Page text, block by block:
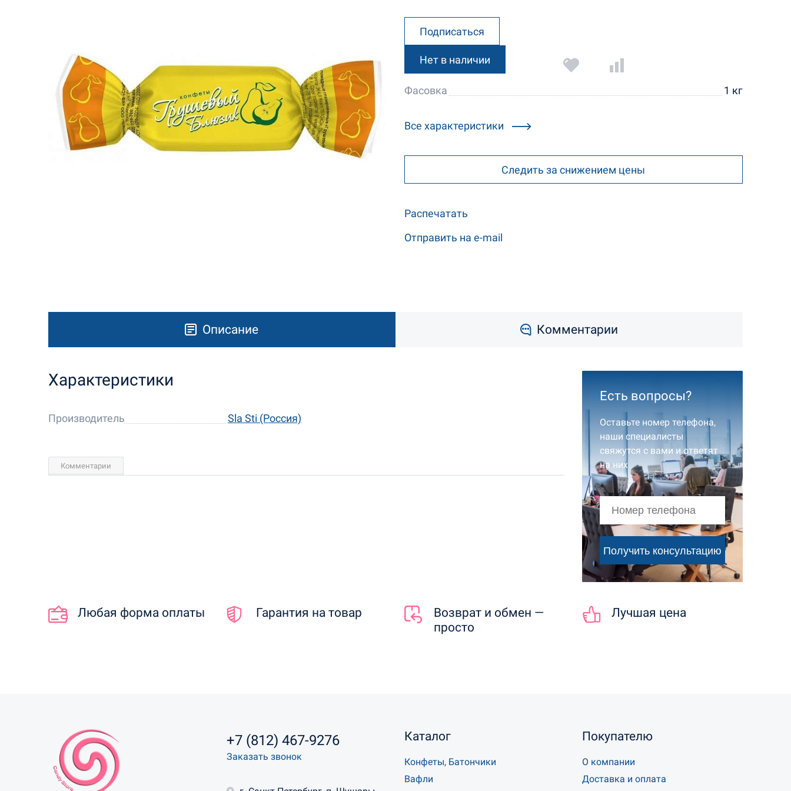
Подписаться
Нет в наличии
Фасовка 1 кг
Все характеристики
Следить за снижением цены
Распечатать
Отправить на e-mail
Описание Комментарии
Характеристики
Производитель Sla Sti (Россия)
Комментарии
Есть вопросы?
Оставьте номер телефона,
наши специалисты
свяжутся с вами и ответят
на них
Любая форма оплаты Гарантия на товар
Возврат и обмен —
просто
Лучшая цена
+7 (812) 467-9276
Заказать звонок
Каталог
Конфеты, Батончики
Вафли
Покупателю
О компании
Доставка и оплата